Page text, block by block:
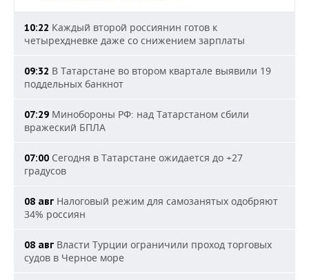
10:22 Каждый второй россиянин готов к
четырехдневке даже со снижением зарплаты
09:32 В Татарстане во втором квартале выявили 19
поддельных банкнот
07:29 Минобороны РФ: над Татарстаном сбили
вражеский БПЛА
07:00 Сегодня в Татарстане ожидается до +27
градусов
08 авг Налоговый режим для самозанятых одобряют
34% россиян
08 авг Власти Турции ограничили проход торговых
судов в Черное море